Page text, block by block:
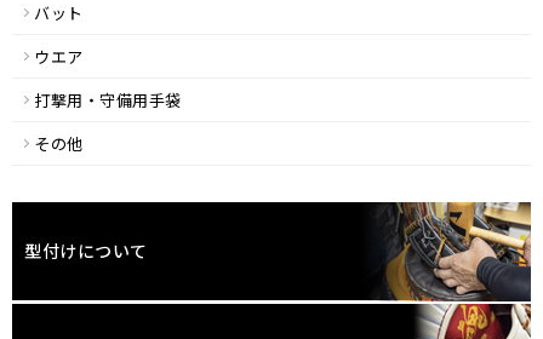
バット
ウエア
打撃用・守備用手袋
その他
型付けについて